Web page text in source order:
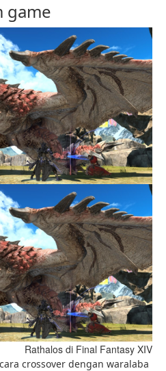
game
Rathalos di Final Fantasy XIV
crossover dengan waralaba